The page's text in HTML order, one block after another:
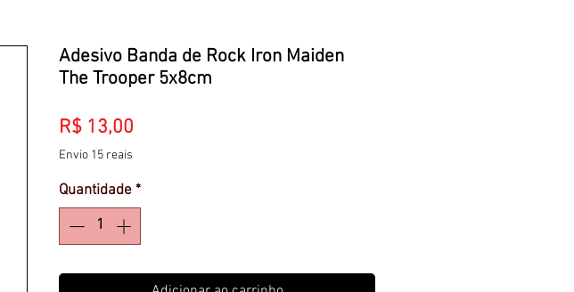
Adesivo Banda de Rock Iron Maiden
The Trooper 5x8cm
R$ 13,00
Envio 15 reais
Quantidade *